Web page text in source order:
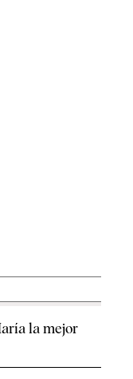
la mejor